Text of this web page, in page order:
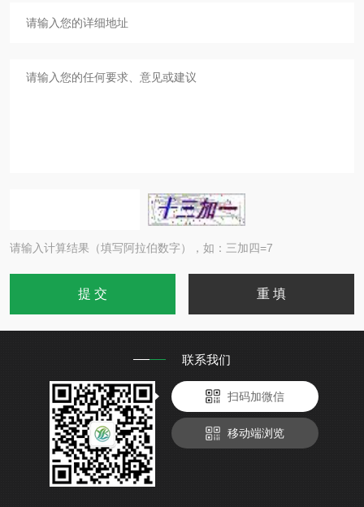
请输入计算结果（填写阿拉伯数字），如：三加四=7
联系我们
扫码加微信
移动端浏览